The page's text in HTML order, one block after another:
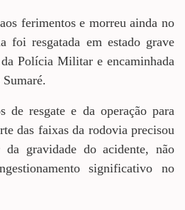
ferimentos e morreu ainda no
foi resgatada em estado grave
Polícia Militar e encaminhada
de resgate e da operação para
das faixas da rodovia precisou
da gravidade do acidente, não
significativo no